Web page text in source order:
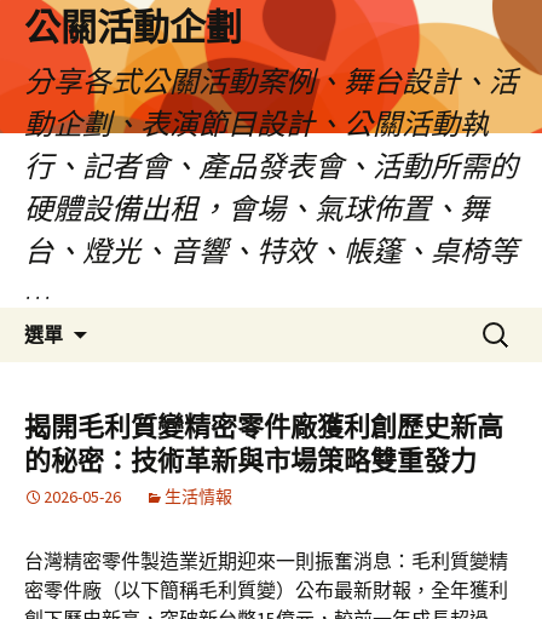
公關活動企劃
分享各式公關活動案例、舞台設計、活
動企劃、表演節目設計、公關活動執
行、記者會、產品發表會、活動所需的
硬體設備出租，會場、氣球佈置、舞
台、燈光、音響、特效、帳篷、桌椅等
…
選單
要
內
容
搜
尋
鍵
字:
揭開毛利質變精密零件廠獲利創歷史新高
的秘密：技術革新與市場策略雙重發力
2026-05-26 生活情報
台灣精密零件製造業近期迎來一則振奮消息：毛利質變精
密零件廠（以下簡稱毛利質變）公布最新財報，全年獲利